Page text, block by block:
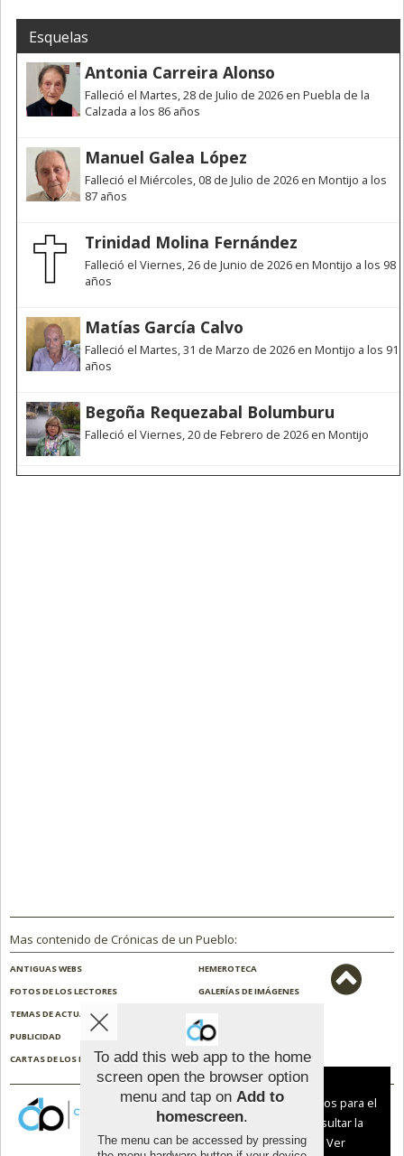
Esquelas
Antonia Carreira Alonso
Falleció el Martes, 28 de Julio de 2026 en Puebla de la
Calzada a los 86 años
Manuel Galea López
Falleció el Miércoles, 08 de Julio de 2026 en Montijo a los
87 años
Trinidad Molina Fernández
Falleció el Viernes, 26 de Junio de 2026 en Montijo a los 98
años
Matías García Calvo
Falleció el Martes, 31 de Marzo de 2026 en Montijo a los 91
años
Begoña Requezabal Bolumburu
Falleció el Viernes, 20 de Febrero de 2026 en Montijo
Mas contenido de Crónicas de un Pueblo:
ANTIGUAS WEBS
HEMEROTECA
FOTOS DE LOS LECTORES
GALERÍAS DE IMÁGENES
TEMAS DE ACTUALIDAD
PUBLICIDAD
CONTACTO
CARTAS DE LOS LECTORES
ENCUESTAS
To add this web app to the home
screen open the browser option
menu and tap on Add to
homescreen.
The menu can be accessed by pressing
Aviso sobre el Uso de cookies:
Utilizamos cookies nuestras y de terceros para el
funcionamiento del digital. Puedes consultar la
lista de cookies y como desconectarlas.
Ver